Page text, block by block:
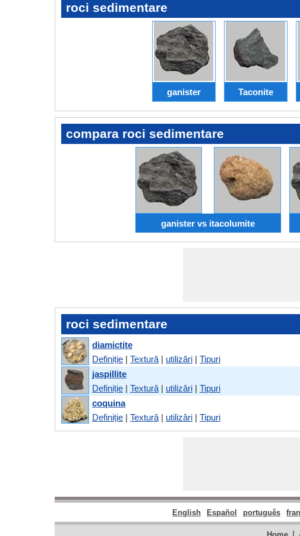
roci sedimentare
ganister Taconite
compara roci sedimentare
ganister vs itacolumite
roci sedimentare
diamictite
Definiție | Textură | utilizări | Tipuri
jaspillite
Definiție | Textură | utilizări | Tipuri
coquina
Definiție | Textură | utilizări | Tipuri
English Español português